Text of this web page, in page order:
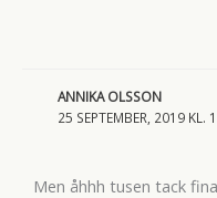
ANNIKA OLSSON
25 SEPTEMBER, 2019 KL.
Men åhhh tusen tack